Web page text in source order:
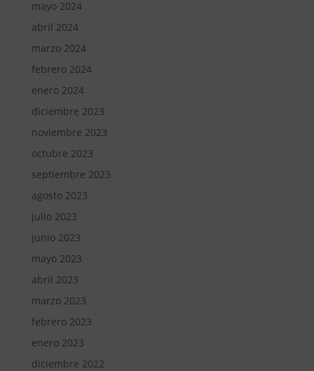
mayo 2024
abril 2024
marzo 2024
febrero 2024
enero 2024
diciembre 2023
noviembre 2023
octubre 2023
septiembre 2023
agosto 2023
julio 2023
junio 2023
mayo 2023
abril 2023
marzo 2023
febrero 2023
enero 2023
diciembre 2022